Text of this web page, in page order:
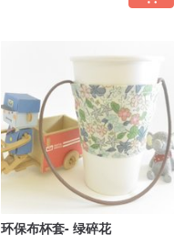
环保布杯套- 绿碎花